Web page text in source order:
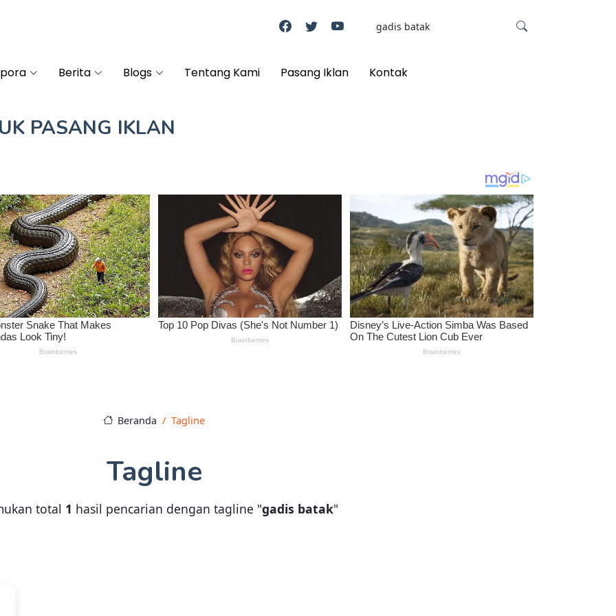
Berita Blogs Tentang Kami Pasang Iklan Kontak
PASANG IKLAN
Beranda Tagline
Tagline
total 1 hasil pencarian dengan tagline "gadis batak"